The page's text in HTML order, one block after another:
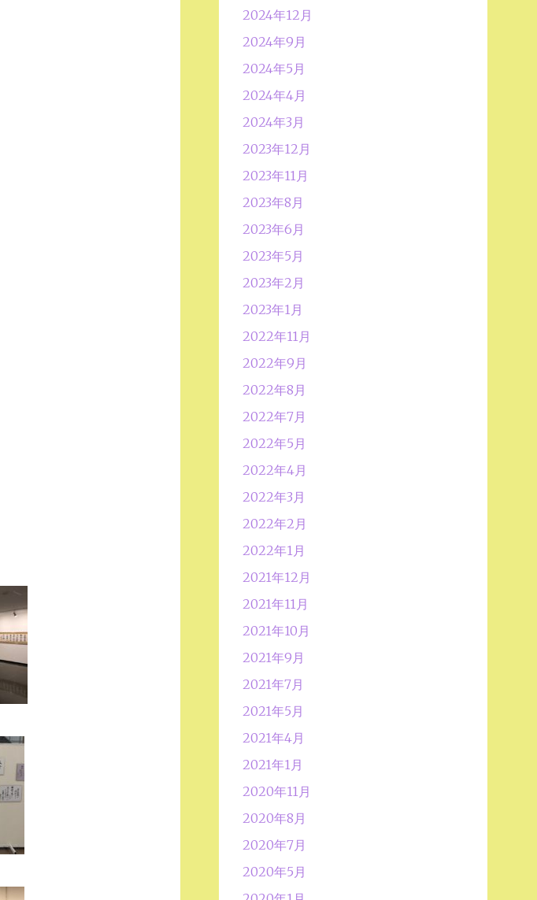
2024年12月
2024年9月
2024年5月
2024年4月
2024年3月
2023年12月
2023年11月
2023年8月
2023年6月
2023年5月
2023年2月
2023年1月
2022年11月
2022年9月
2022年8月
2022年7月
2022年5月
2022年4月
2022年3月
2022年2月
2022年1月
2021年12月
2021年11月
2021年10月
2021年9月
2021年7月
2021年5月
2021年4月
2021年1月
2020年11月
2020年8月
2020年7月
2020年5月